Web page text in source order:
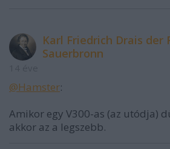
Karl Friedrich Drais der
Sauerbronn
@Hamster:
Amikor egy V300-as (az utódja)
akkor az a legszebb.